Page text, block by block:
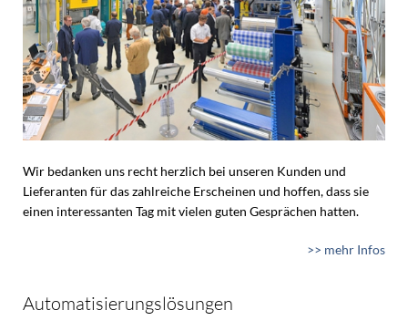
Wir bedanken uns recht herzlich bei unseren Kunden und
Lieferanten für das zahlreiche Erscheinen und hoffen, dass sie
einen interessanten Tag mit vielen guten Gesprächen hatten.
>> mehr Infos
Automatisierungslösungen